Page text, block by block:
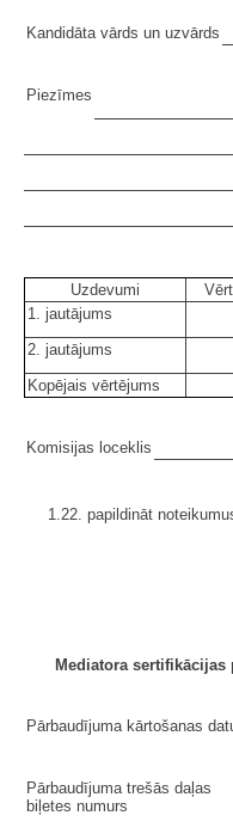
Kandidāta vārds un uzvārds
Piezīmes
Uzdevumi
1. jautājums
2. jautājums
Kopējais vērtējums
Komisijas loceklis
1.22. papildināt
Mediatora sertifikācijas
Pārbaudījuma kārtošanas
Pārbaudījuma trešās daļas
biļetes numurs